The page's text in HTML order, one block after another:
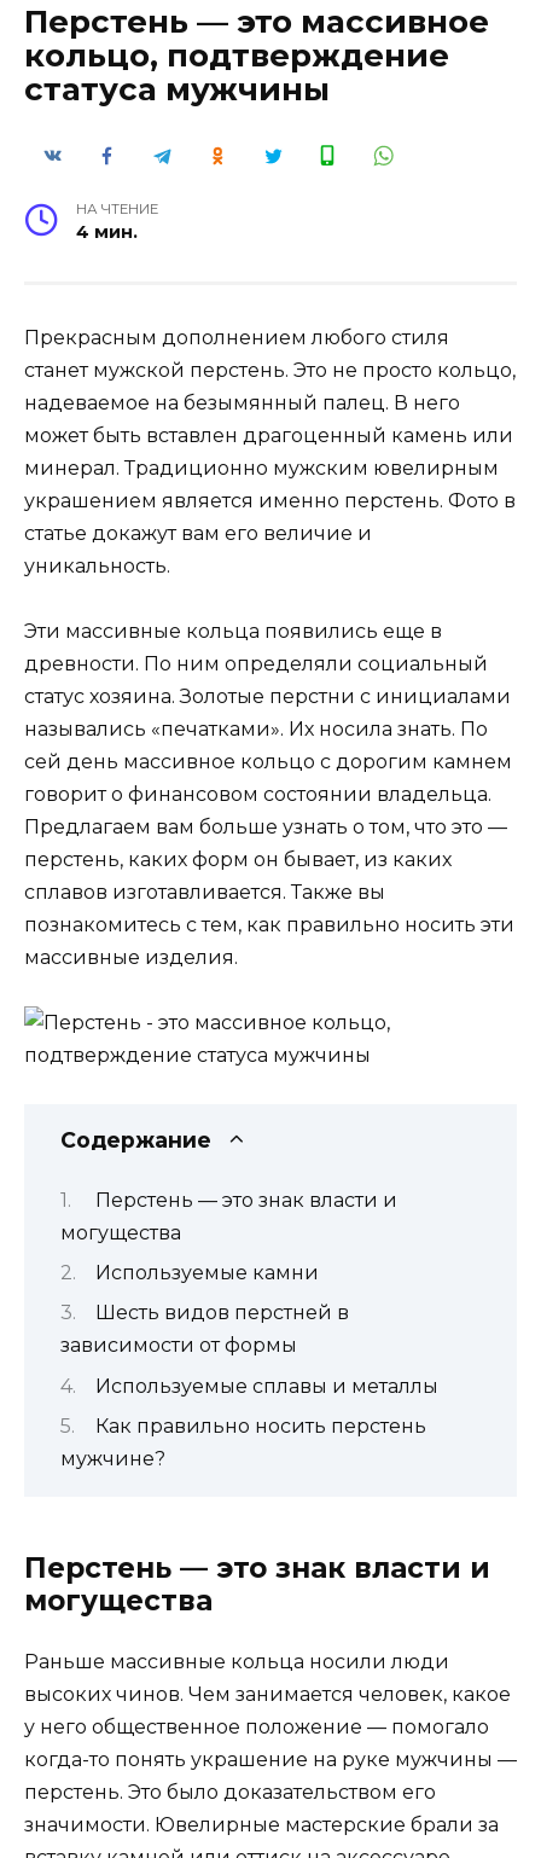
Перстень — это массивное
кольцо, подтверждение
статуса мужчины
НА ЧТЕНИЕ
4 мин.
Прекрасным дополнением любого стиля
станет мужской перстень. Это не просто кольцо,
надеваемое на безымянный палец. В него
может быть вставлен драгоценный камень или
минерал. Традиционно мужским ювелирным
украшением является именно перстень. Фото в
статье докажут вам его величие и
уникальность.
Эти массивные кольца появились еще в
древности. По ним определяли социальный
статус хозяина. Золотые перстни с инициалами
назывались «печатками». Их носила знать. По
сей день массивное кольцо с дорогим камнем
говорит о финансовом состоянии владельца.
Предлагаем вам больше узнать о том, что это —
перстень, каких форм он бывает, из каких
сплавов изготавливается. Также вы
познакомитесь с тем, как правильно носить эти
массивные изделия.
Содержание
Перстень — это знак власти и
могущества
Используемые камни
Шесть видов перстней в
зависимости от формы
Используемые сплавы и металлы
Как правильно носить перстень
мужчине?
Перстень — это знак власти и
могущества
Раньше массивные кольца носили люди
высоких чинов. Чем занимается человек, какое
у него общественное положение — помогало
когда-то понять украшение на руке мужчины —
перстень. Это было доказательством его
значимости. Ювелирные мастерские брали за